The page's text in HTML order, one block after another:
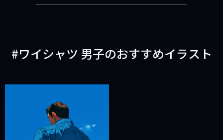
ワイシャツ 男子のおすすめイラスト